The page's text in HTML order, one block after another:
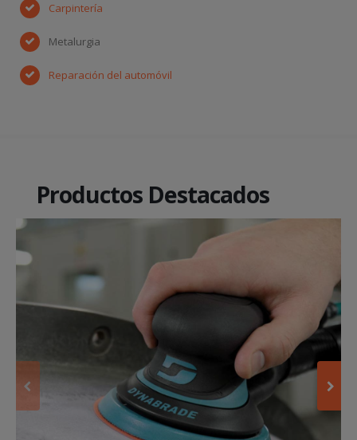
Carpintería
Metalurgia
Reparación del automóvil
Productos Destacados